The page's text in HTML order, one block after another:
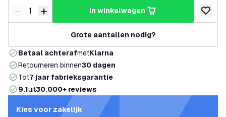
Verminder hoeveelheid
- Verhoog hoeveelheid
+ in winkelwagen
Grote aantallen nodig?
Betaal achterafmetKlarna
Retourneren binnen30 dagen
Tot7 jaar fabrieksgarantie
9.1uit30.000+ reviews
Kies voor zakelijk